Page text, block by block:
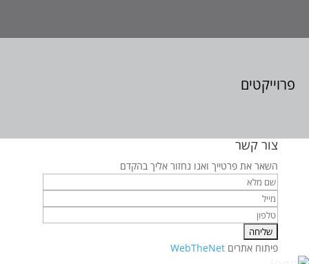
פרוייקטים
צור קשר
השאר את פרטייך ואנו נחזור אליך בהקדם
פיתוח אתרים WebTheNet